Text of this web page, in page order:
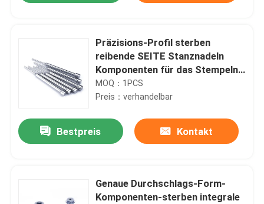
Präzisions-Profil sterben
reibende SEITE Stanznadeln
Komponenten für das Stempeln
der Arbeit
MOQ：1PCS
Preis：verhandelbar
Bestpreis Kontakt
Genaue Durchschlags-Form-
Komponenten-sterben integrale